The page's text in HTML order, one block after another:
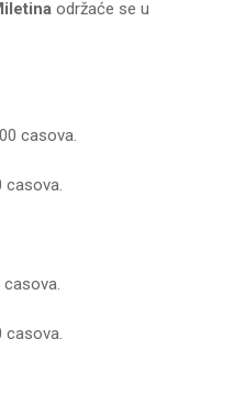
održaće se u
casova.
casova.
casova.